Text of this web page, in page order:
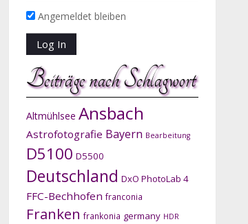
Angemeldet bleiben
Beiträge nach Schlagwort
Altmühlsee Ansbach
Astrofotografie Bayern Bearbeitung
D5100 D5500
Deutschland DxO PhotoLab 4
FFC-Bechhofen franconia
Franken frankonia germany HDR